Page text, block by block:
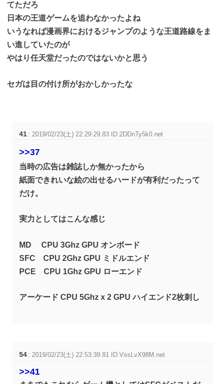
てただろ
日本の王道ゲームを追わなかったよね
いうなれば漫画界におけるジャンプのような王道路線をま
い進していたのが
やはり任天堂だったのではないかと思う
セガは目の付け所がおかしかったな
41 : 2019/02/23(土) 22:29:29.83 ID:2DDnTy5k0.net
>>37
当時の広告は雑誌しか無かったから
紙面できれいな絵の出せるハードが有利だったって
だけ。
実力としてはこんな感じ
MD CPU 3Ghz GPU オンボード
SFC CPU 2Ghz GPU ミドルエンド
PCE CPU 1Ghz GPU ローエンド
アーケード CPU 5Ghz x 2 GPU ハイエンド2枚刺し
54 :2019/02/23(土) 22:53:39.81 ID:VssLvX98M.net
>>41